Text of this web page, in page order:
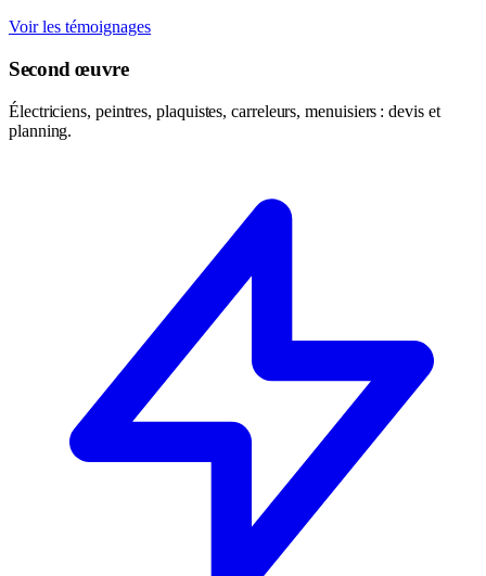
Voir les témoignages
Second œuvre
Électriciens, peintres, plaquistes, carreleurs, menuisiers : devis et
planning.